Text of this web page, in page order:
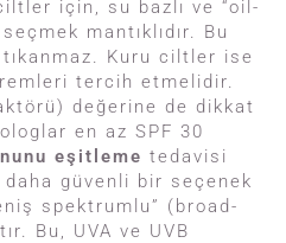
için, su bazlı ve “oil-
mantıklıdır. Bu
Kuru ciltler ise
tercih etmelidir.
değerine de dikkat
en az SPF 30
eşitleme tedavisi
daha güvenli bir seçenek
spektrumlu” (broad-
Bu, UVA ve UVB